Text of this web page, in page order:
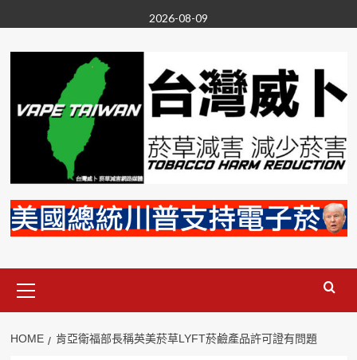
to
content
2026-08-09
Menu
HOME 肯亞衛福部長稱英美菸草LYFT菸鹼產品許可證有問題